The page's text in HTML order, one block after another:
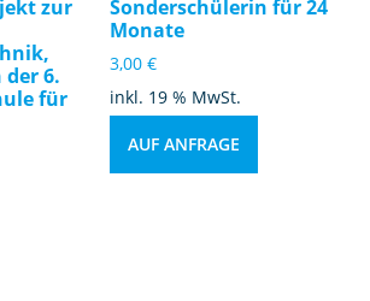
zur
6.
für
Sonderschülerin für 24
Monate
3,00€
inkl. 19 % MwSt.
AUF ANFRAGE